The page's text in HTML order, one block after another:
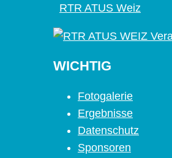
RTR ATUS Weiz
WICHTIG
Fotogalerie
Ergebnisse
Datenschutz
Sponsoren